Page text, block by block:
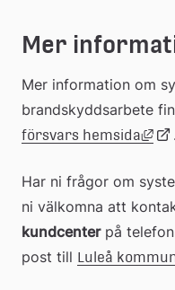
Mer
Mer information om
brandskyddsarbete
försvars hemsida
till
.
Har ni frågor om
ni välkomna att
kundcenter på telefon
post till Luleå